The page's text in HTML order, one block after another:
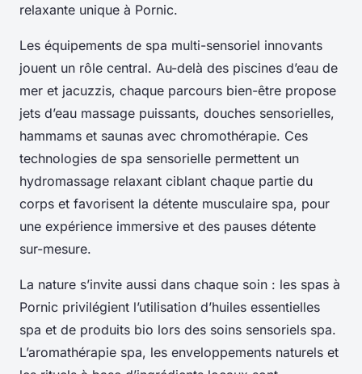
relaxante unique à Pornic.
Les équipements de spa multi-sensoriel innovants
jouent un rôle central. Au-delà des piscines d’eau de
mer et jacuzzis, chaque parcours bien-être propose
jets d’eau massage puissants, douches sensorielles,
hammams et saunas avec chromothérapie. Ces
technologies de spa sensorielle permettent un
hydromassage relaxant ciblant chaque partie du
corps et favorisent la détente musculaire spa, pour
une expérience immersive et des pauses détente
sur-mesure.
La nature s’invite aussi dans chaque soin : les spas à
Pornic privilégient l’utilisation d’huiles essentielles
spa et de produits bio lors des soins sensoriels spa.
L’aromathérapie spa, les enveloppements naturels et